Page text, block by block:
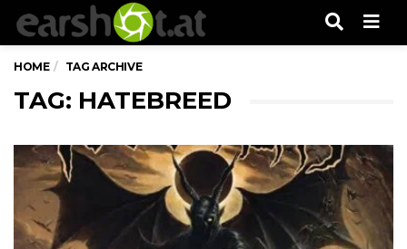
HOME TAG ARCHIVE
TAG: HATEBREED